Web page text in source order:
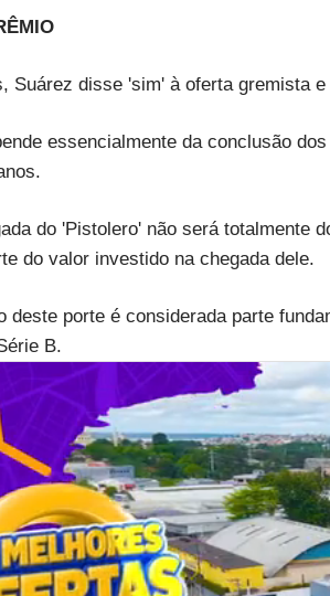
Suárez disse 'sim' à oferta gremista
essencialmente da conclusão
do 'Pistolero' não será totalmente
do valor investido na chegada dele.
deste porte é considerada parte
B.